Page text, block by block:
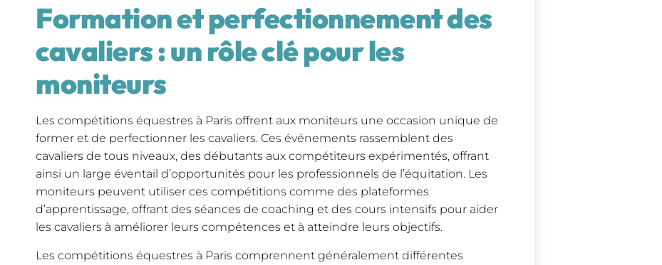
Formation et perfectionnement des
cavaliers : un rôle clé pour les
moniteurs
Les compétitions équestres à Paris offrent aux moniteurs une occasion unique de
former et de perfectionner les cavaliers. Ces événements rassemblent des
cavaliers de tous niveaux, des débutants aux compétiteurs expérimentés, offrant
ainsi un large éventail d’opportunités pour les professionnels de l’équitation. Les
moniteurs peuvent utiliser ces compétitions comme des plateformes
d’apprentissage, offrant des séances de coaching et des cours intensifs pour aider
les cavaliers à améliorer leurs compétences et à atteindre leurs objectifs.
Les compétitions équestres à Paris comprennent généralement différentes